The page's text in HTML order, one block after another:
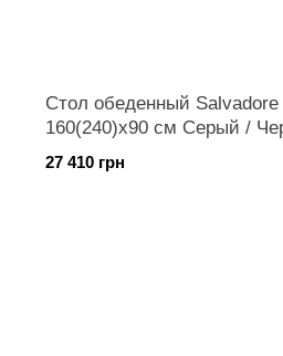
Стол обеденный Salvadore
160(240)x90 см Серый /
27 410 грн